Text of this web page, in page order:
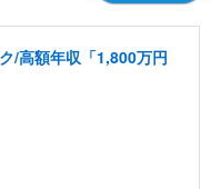
/高額年収「1,800万円